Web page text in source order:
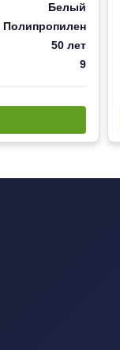
Белый
Полипропилен
50 лет
9